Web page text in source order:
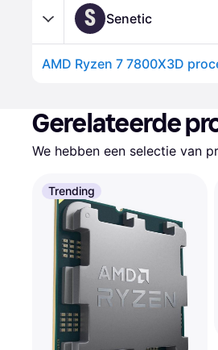
S Senetic
Gerelateerde
We hebben een selectie van
Trending